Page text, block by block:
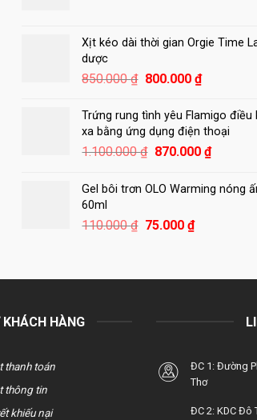
250.000 ₫.là:
Xịt kéo dài thời gian Orgie Time
dược
850.000₫ Giá
là:
850.000 ₫.
800.000₫Giá
tại
là:
800.000 ₫.
Trứng rung tình yêu Flamigo điều
xa bằng ứng dụng điện thoại
1.100.000₫ Giá
là:
870.000₫Giá
tại
Gel bôi trơn OLO Warming nóng
60ml
110.000₫ Giá
75.000₫Giá
KHÁCH HÀNG
thanh toán
thông tin
khiếu nại
ĐC 1: Đường
Thơ
ĐC 2: KDC Đô